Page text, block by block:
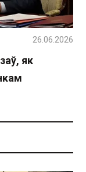
як
26.06.2026